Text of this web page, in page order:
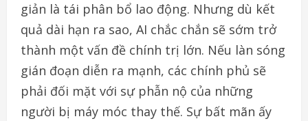
giản là tái phân bổ lao động. Nhưng dù kết
quả dài hạn ra sao, AI chắc chắn sẽ sớm trở
thành một vấn đề chính trị lớn. Nếu làn sóng
gián đoạn diễn ra mạnh, các chính phủ sẽ
phải đối mặt với sự phẫn nộ của những
người bị máy móc thay thế. Sự bất mãn ấy